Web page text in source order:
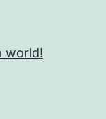
world!